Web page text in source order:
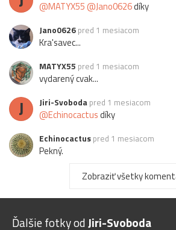
@MATYX55 @Jano0626díky
Jano0626 pred 1 mesiacom
Kra'savec...
MATYX55 pred 1 mesiacom
vydarený cvak...
J Jiri-Svoboda pred 1 mesiacom
@Echinocactusdíky
Echinocactus pred 1 mesiacom
Pekný.
Jiri-Svoboda pred 1 mesiacom
K pekne
Zobraziť všetky
Ďalšie fotky odJiri-Svoboda